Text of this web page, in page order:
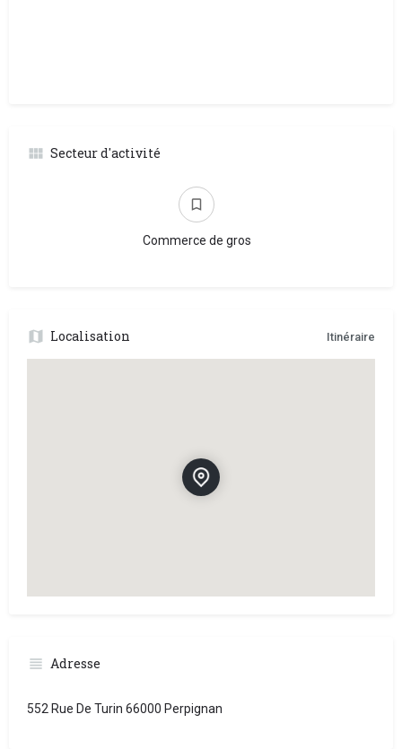
Secteur d'activité
Commerce de gros
Localisation Itinéraire
Adresse
552 Rue De Turin 66000 Perpignan